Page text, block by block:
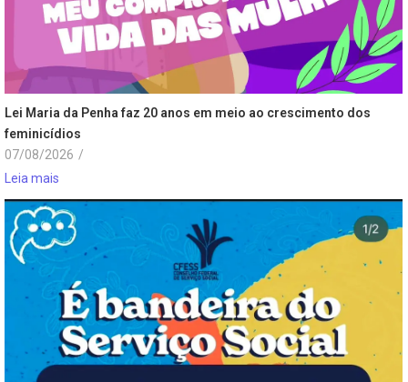
Lei Maria da Penha faz 20 anos em meio ao crescimento dos
feminicídios
07/08/2026 /
Leia mais